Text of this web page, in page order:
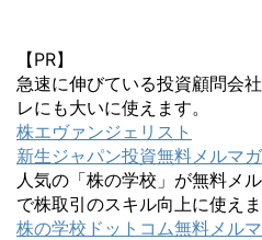
【PR】
急速に伸びている投資顧問会
レにも大いに使えます。
株エヴァンジェリスト
新生ジャパン投資無料メルマガ
人気の「株の学校」が無料メ
で株取引のスキル向上に使えま
株の学校ドットコム無料メル